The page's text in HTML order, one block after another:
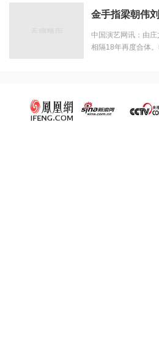
金手指梁朝伟
中国演艺网讯：由
相隔18年再度合体